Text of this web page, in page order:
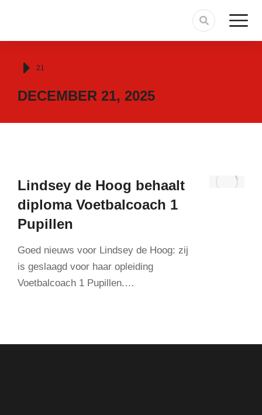
Je bent hier:
21
DECEMBER 21, 2025
Lindsey de Hoog behaalt
diploma Voetbalcoach 1
Pupillen
Goed nieuws voor Lindsey de Hoog: zij
is geslaagd voor haar opleiding
Voetbalcoach 1 Pupillen.…